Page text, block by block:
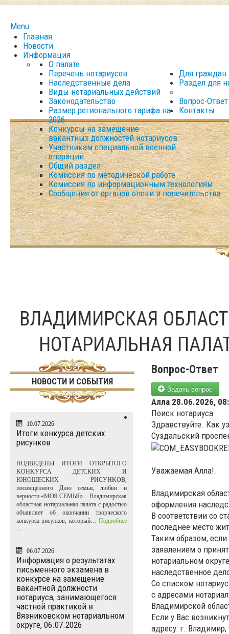
Menu
Главная
Новости
Информация
О палате
Перечень нотариусов
Наследственные дела
Виды нотариальных действий
Законодательство
Размер регионального тарифа на
2026
Конкурсы на замещение
вакантных должностей нотариусов
Участникам специальной военной
операции
Для граждан
Раздел для
Общий раздел
Комиссия по методической работе
Комиссия по информационным технологиям
Сообщения от органов опеки и попечительства
Вопрос-Ответ
Контакты
ВЛАДИМИРСКАЯ
НОТАРИАЛЬНАЯ
НОВОСТИ И СОБЫТИЯ
10.07.2026
Итоги конкурса детских
рисунков
ПОДВЕДЕНЫ ИТОГИ ОТКРЫТОГО
KOHKУPCA ДЕТСКИХ И
ЮНОШЕСКИХ PИCУHKOB,
посвящённого Дню семьи, любви и
верности «МОЯ СЕМЬЯ». Владимирская
областная нотариальная палата с радостью
объявляет об окончании творческого
конкурса рисунков, который… Подробнее
...
06.07.2026
Информация о результатах
письменного экзамена в
конкурсе на замещение
вакантной должности
нотариуса, занимающегося
частной практикой в
Вязниковском нотариальном
округе, 06.07.2026
Вопрос-Ответ
Задать вопрос
Алла 28.06.2026,
Поиск нотариуса
Здравствуйте. Как
Суздальский
Уважаемая Алла!
Владимирская
оформления
В соответствии со
последнее место
Таким образом,
заявлением о
нотариальном
наследственное
Со списком
с адресами
Владимирской
Если у Вас
адресу: г. Владимир,